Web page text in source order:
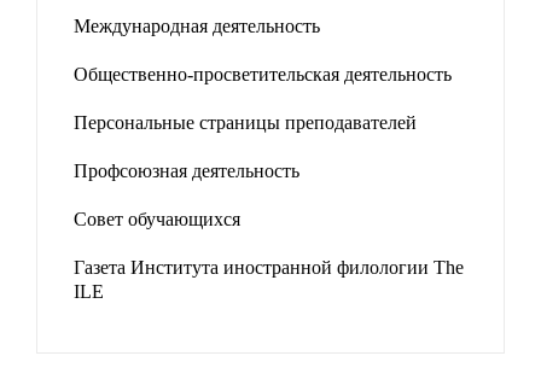
Международная деятельность
Общественно-просветительская деятельность
Персональные страницы преподавателей
Профсоюзная деятельность
Совет обучающихся
Газета Института иностранной филологии The
ILE